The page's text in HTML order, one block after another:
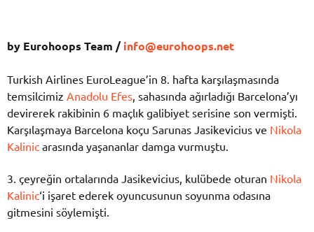
by Eurohoops Team /info@eurohoops.net
Turkish Airlines EuroLeague’in 8. hafta karşılaşmasında
temsilcimiz Anadolu Efes , sahasında ağırladığı Barcelona’yı
devirerek rakibinin 6 maçlık galibiyet serisine son vermişti.
Karşılaşmaya Barcelona koçu Sarunas Jasikevicius ve Nikola
Kalinic arasında yaşananlar damga vurmuştu.
3. çeyreğin ortalarında Jasikevicius, kulübede oturan Nikola
Kalinic‘i işaret ederek oyuncusunun soyunma odasına
gitmesini söylemişti.